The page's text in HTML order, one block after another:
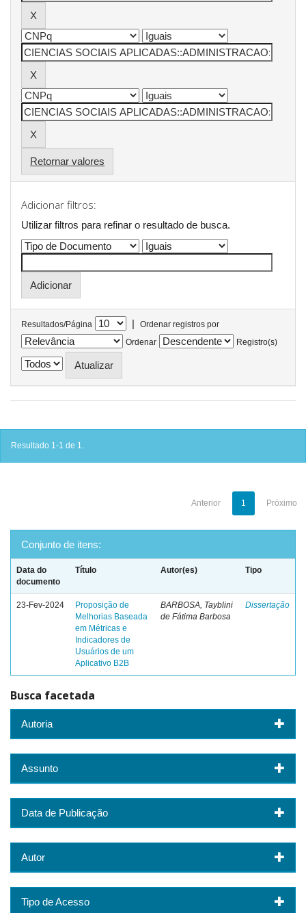
Retornar valores
Adicionar filtros:
Utilizar filtros para refinar o resultado de busca.
Resultados/Página |
Ordenar registros por
Ordenar
Registro(s)
Resultado 1-1 de 1.
Anterior 1 Próximo
Conjunto de itens:
Data do
documento
Título Autor(es) Tipo
23-Fev-2024
Proposição de
Melhorias Baseada
em Métricas e
Indicadores de
Usuários de um
Aplicativo B2B
BARBOSA, Tayblini
de Fátima Barbosa
Dissertação
Busca facetada
Autoria
Assunto
Data de Publicação
Autor
Tipo de Acesso